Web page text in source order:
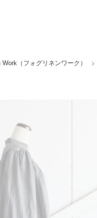
Work（フォグリネンワーク）